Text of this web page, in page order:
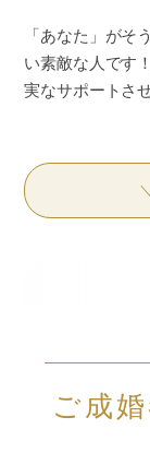
「あなた」がそ
い素敵な人です
実なサポートさ
ご成